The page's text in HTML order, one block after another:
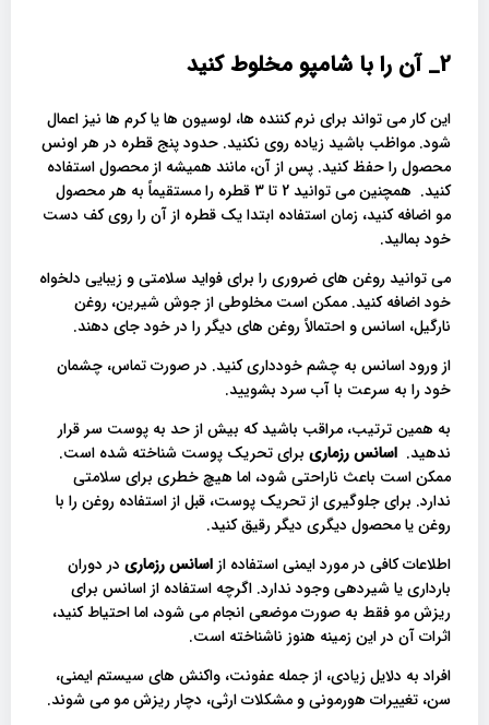
2_ آن را با شامپو مخلوط کنید
این کار می تواند برای نرم کننده ها، لوسیون ها یا کرم ها نیز اعمال
شود. مواظب باشید زیاده روی نکنید. حدود پنج قطره در هر اونس
محصول را حفظ کنید. پس از آن، مانند همیشه از محصول استفاده
کنید. همچنین می توانید 2 تا 3 قطره را مستقیماً به هر محصول
مو اضافه کنید، زمان استفاده ابتدا یک قطره از آن را روی کف دست
خود بمالید.
می توانید روغن های ضروری را برای فواید سلامتی و زیبایی دلخواه
خود اضافه کنید. ممکن است مخلوطی از جوش شیرین، روغن
نارگیل، اسانس و احتمالاً روغن های دیگر را در خود جای دهند.
از ورود اسانس به چشم خودداری کنید. در صورت تماس، چشمان
خود را به سرعت با آب سرد بشویید.
به همین ترتیب، مراقب باشید که بیش از حد به پوست سر قرار
ندهید. اسانس رزماری برای تحریک پوست شناخته شده است.
ممکن است باعث ناراحتی شود، اما هیچ خطری برای سلامتی
ندارد. برای جلوگیری از تحریک پوست، قبل از استفاده روغن را با
روغن یا محصول دیگری دیگر رقیق کنید.
اطلاعات کافی در مورد ایمنی استفاده از اسانس رزماری در دوران
بارداری یا شیردهی وجود ندارد. اگرچه استفاده از اسانس برای
ریزش مو فقط به صورت موضعی انجام می شود، اما احتیاط کنید،
اثرات آن در این زمینه هنوز ناشناخته است.
افراد به دلایل زیادی، از جمله عفونت، واکنش های سیستم ایمنی،
سن، تغییرات هورمونی و مشکلات ارثی، دچار ریزش مو می شوند.